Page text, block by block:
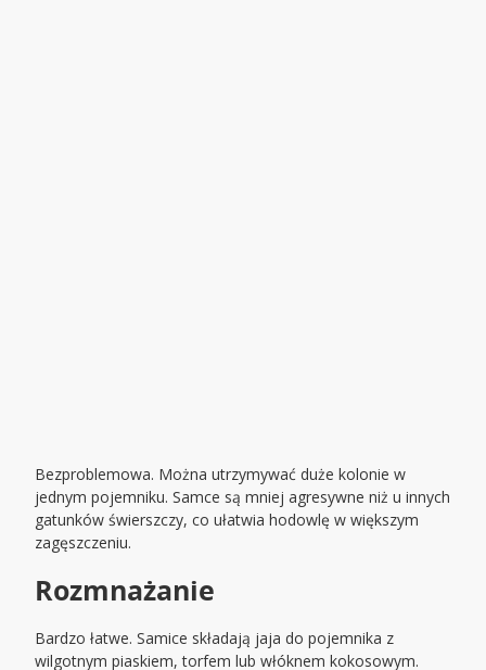
Bezproblemowa. Można utrzymywać duże kolonie w
jednym pojemniku. Samce są mniej agresywne niż u innych
gatunków świerszczy, co ułatwia hodowlę w większym
zagęszczeniu.
Rozmnażanie
Bardzo łatwe. Samice składają jaja do pojemnika z
wilgotnym piaskiem, torfem lub włóknem kokosowym.